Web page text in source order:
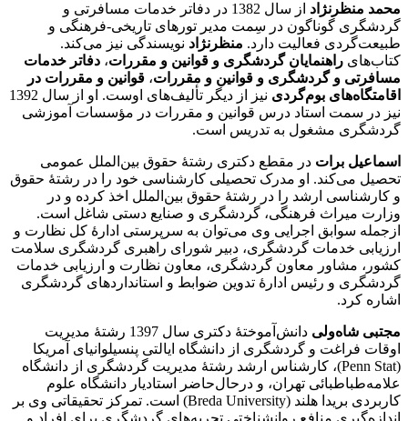
محمد ‌منظرنژاد
از سال 1382 در دفاتر خدمات مسافرتی و
گردشگری گوناگون در سِمت مدیر تورهای تاریخی-فرهنگی و
طبیعت‌گردی فعالیت دارد. منظرنژاد نویسندگی نیز می‌کند.
کتاب‌های راهنمایان گردشگری و قوانین و مقررات، دفاتر خدمات
مسافرتی و گردشگری و قوانین و مقررات، قوانین و مقررات در
اقامتگاه‌های بوم‌گردی
نیز از دیگر تألیف‌های اوست. او از سال 1392
نیز در سمت استاد درس قوانین و مقررات در مؤسسات آموزشی
گردشگری مشغول به تدریس است.
اسماعیل برات در مقطع دکتری رشتۀ حقوق بین‌الملل عمومی
تحصیل می‌کند. او مدرک تحصیلی کارشناسی خود را در رشتۀ حقوق
و کارشناسی ارشد را در رشتۀ حقوق بین‌الملل اخذ کرده و در
وزارت میراث فرهنگی، گردشگری و صنایع دستی شاغل است.
ازجمله سوابق اجرایی وی می‌توان به سرپرستی ادارۀ کل نظارت و
ارزیابی خدمات گردشگری، دبیر شورای راهبری گردشگری سلامت
کشور، مشاور معاون گردشگری، معاون نظارت و ارزیابی خدمات
گردشگری و رئیس ادارۀ تدوین ضوابط و استانداردهای گردشگری
اشاره کرد.
مجتبی شاه‌ولی
دانش‌آموختۀ دکتری سال 1397 رشتۀ مدیریت
اوقات فراغت و گردشگری از دانشگاه ایالتی پنسیلوانیای آمریکا
(Penn Stat)، کارشناس ارشد رشتۀ مدیریت گردشگری از دانشگاه
علامه‌طباطبائی تهران، و درحال‌حاضر استادیار دانشگاه علوم
کاربردی بریدا هلند (Breda University) است. تمرکز تحقیقاتی وی بر